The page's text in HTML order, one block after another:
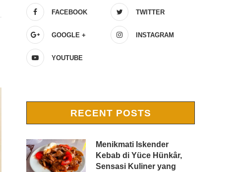
FACEBOOK TWITTER
GOOGLE + INSTAGRAM
YOUTUBE
RECENT POSTS
Menikmati Iskender
Kebab di Yüce Hünkâr,
Sensasi Kuliner yang